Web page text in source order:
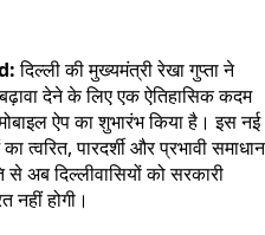
दिल्ली की मुख्यमंत्री रेखा गुप्ता ने
देने के लिए एक ऐतिहासिक कदम
ऐप का शुभारंभ किया है। इस नई
पारदर्शी और प्रभावी समाधान
अब दिल्लीवासियों को सरकारी
होगी।